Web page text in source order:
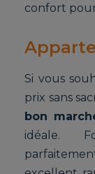
confort pour
Si vous
prix sans
bon
idéale.